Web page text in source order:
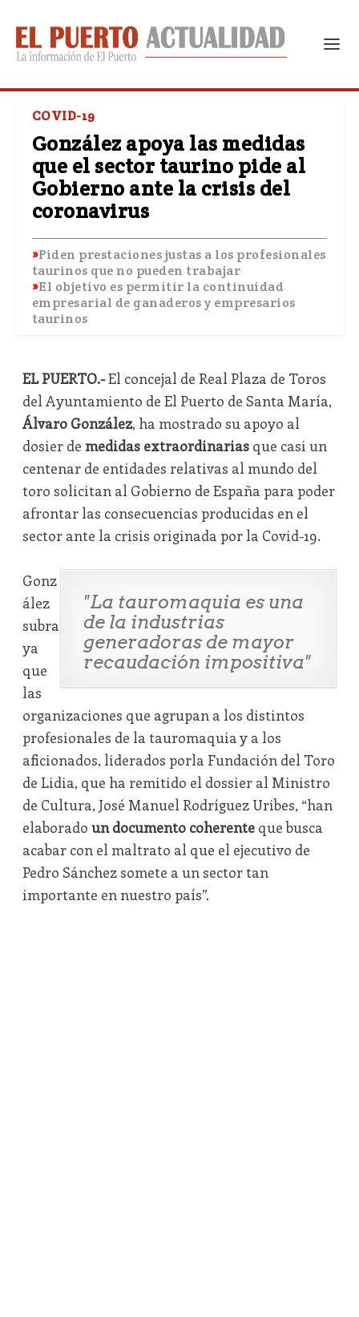
COVID-19
González apoya las medidas
que el sector taurino pide al
Gobierno ante la crisis del
coronavirus
Piden prestaciones justas a los profesionales
taurinos que no pueden trabajar
El objetivo es permitir la continuidad
empresarial de ganaderos y empresarios
taurinos
EL PUERTO.-El concejal de Real Plaza de Toros
del Ayuntamiento de El Puerto de Santa María,
Álvaro González, ha mostrado su apoyo al
dosier de medidas extraordinariasque casi un
centenar de entidades relativas al mundo del
toro solicitan al Gobierno de España para poder
afrontar las consecuencias producidas en el
sector ante la crisis originada por la Covid-19.
"La tauromaquia es una
de la industrias
generadoras de mayor
recaudación impositiva"
Gonz
ález
subra
ya
que
las
organizaciones que agrupan a los distintos
profesionales de la tauromaquia y a los
aficionados, liderados porla Fundación del Toro
de Lidia, que ha remitido el dossier al Ministro
de Cultura, José Manuel Rodríguez Uribes, “han
elaborado un documento coherenteque busca
acabar con el maltrato al que el ejecutivo de
Pedro Sánchez somete a un sector tan
importante en nuestro país”.